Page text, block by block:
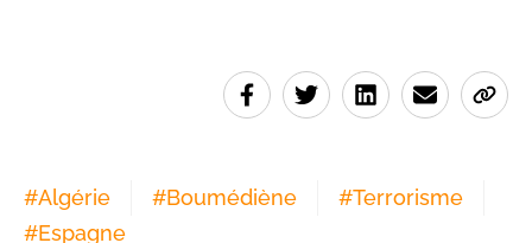
#Algérie #Boumédiène #Terrorisme
#Espagne